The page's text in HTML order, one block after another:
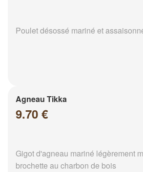
Poulet désossé mariné et
Agneau Tikka
9.70 €
Gigot d'agneau mariné légèrement
brochette au charbon de bois